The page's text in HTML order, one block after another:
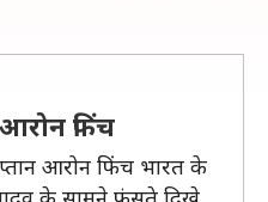
फिंच
आरोन फिंच भारत के